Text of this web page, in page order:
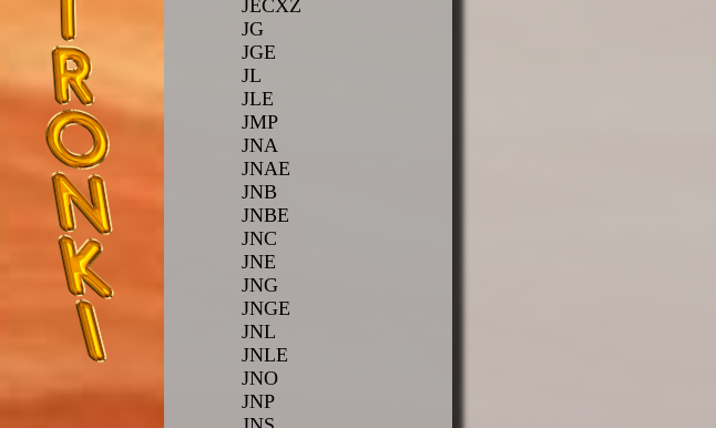
JECXZ
JG
JGE
JL
JLE
JMP
JNA
JNAE
JNB
JNBE
JNC
JNE
JNG
JNGE
JNL
JNLE
JNO
JNP